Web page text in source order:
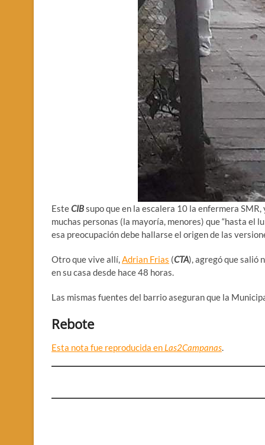
EsteCIBsupo que en la escalera 10 la enfermera SMR,
muchas personas (la mayoría, menores) que “hasta el
esa preocupación debe hallarse el origen de las
Otro que vive allí, Adrian Frias (CTA), agregó que salió
en su casa desde hace 48 horas.
Las mismas fuentes del barrio aseguran que la
Rebote
Esta nota fue reproducida en Las2Campanas